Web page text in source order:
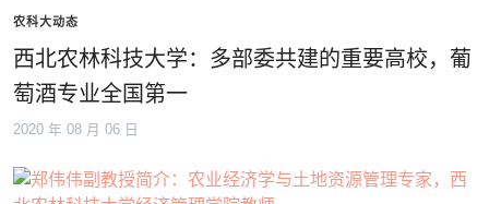
农科大动态
西北农林科技大学：多部委共建的重要高校，葡
萄酒专业全国第一
2020 年 08 月 06 日